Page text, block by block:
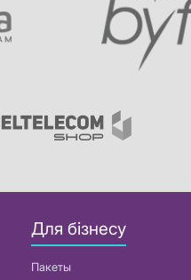
Для бізнесу
Пакеты